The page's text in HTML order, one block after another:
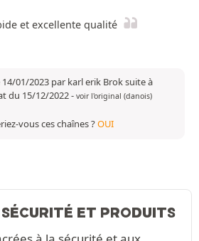
et excellente qualité
01/2023 par karl erik Brok suite à
du 15/12/2022- voir l'original (danois)
vous ces chaînes ?OUI
SÉCURITÉ ET PRODUITS